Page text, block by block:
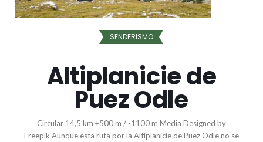
SENDERISMO
Altiplanicie de
Puez Odle
Circular 14,5 km +500 m / -1100 m Media Designed by
Freepik Aunque esta ruta por la Altiplanicie de Puez Odle no se